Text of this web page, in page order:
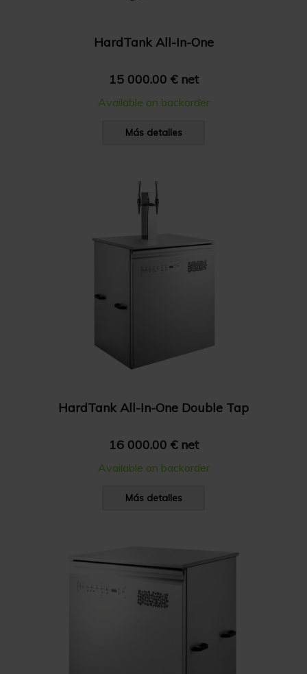
HardTank All-In-One
15 000.00 € net
Available on backorder
Más detalles
HardTank All-In-One Double Tap
16 000.00 € net
Available on backorder
Más detalles